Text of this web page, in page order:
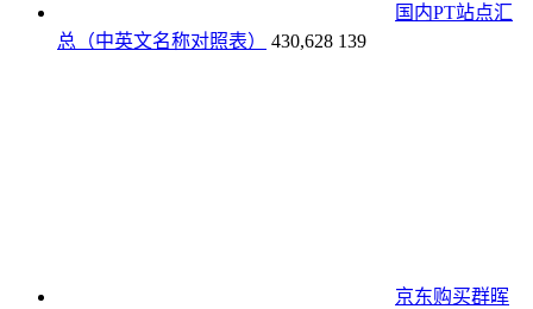
国内PT站点汇
总（中英文名称对照表）
430,628 139
京东购买群晖